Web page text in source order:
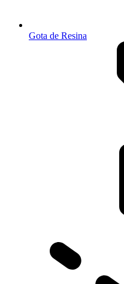
Gota de Resina